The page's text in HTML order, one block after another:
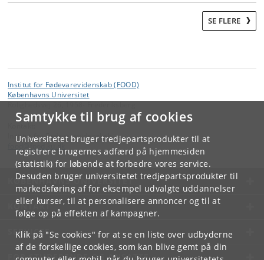
Samtykke til brug af cookies
Universitetet bruger tredjepartsprodukter til at
registrere brugernes adfærd på hjemmesiden
(statistik) for løbende at forbedre vores service.
Desuden bruger universitetet tredjepartsprodukter til
markedsføring af for eksempel udvalgte uddannelser
eller kurser, til at personalisere annoncer og til at
følge op på effekten af kampagner.
Klik på "Se cookies" for at se en liste over udbyderne
af de forskellige cookies, som kan blive gemt på din
SE FLERE
Institut for Fødevarevidenskab (FOOD)
Københavns Universitet
Institut for Fødevarevidenskab
KØBENHAVNS UNIVERSITET
KONTAKT
SERVICES
FOR STUDERENDE OG ANSATTE